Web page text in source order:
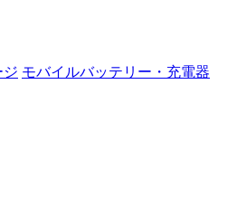
ジ モバイルバッテリー・充電器